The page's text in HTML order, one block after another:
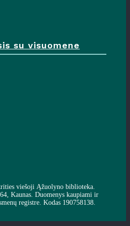
su visuomene
viešoji Ąžuolyno biblioteka.
Kaunas. Duomenys kaupiami ir
registre. Kodas 190758138.